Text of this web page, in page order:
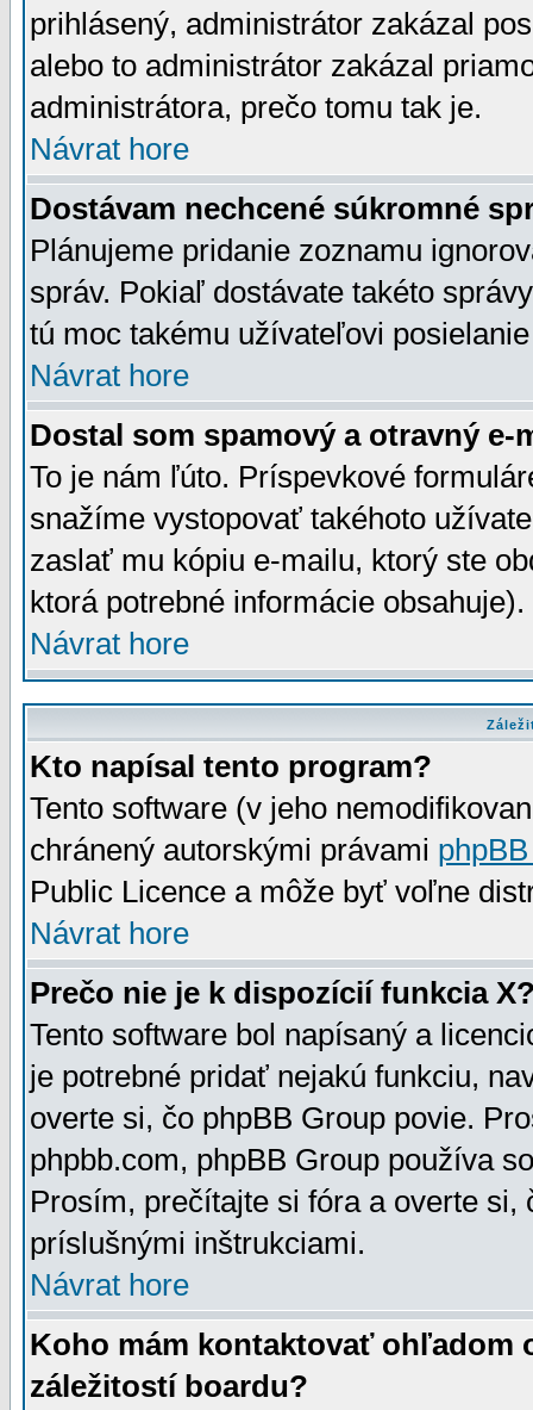
prihlásený, administrátor zakázal
alebo to administrátor zakázal
administrátora, prečo tomu tak je.
Návrat hore
Dostávam nechcené súkromné
Plánujeme pridanie zoznamu
správ. Pokiaľ dostávate takéto
tú moc takému užívateľovi
Návrat hore
Dostal som spamový a otravný e-
To je nám ľúto. Príspevkové
snažíme vystopovať takéhoto
zaslať mu kópiu e-mailu, ktorý ste
ktorá potrebné informácie
Návrat hore
Kto napísal tento program?
Tento software (v jeho
chránený autorskými právami
Public Licence a môže byť voľne
Návrat hore
Prečo nie je k dispozícií funkcia
Tento software bol napísaný a
je potrebné pridať nejakú funkciu,
overte si, čo phpBB Group povie.
phpbb.com, phpBB Group používa
Prosím, prečítajte si fóra a overte
príslušnými inštrukciami.
Návrat hore
Koho mám kontaktovať ohľadom
záležitostí boardu?